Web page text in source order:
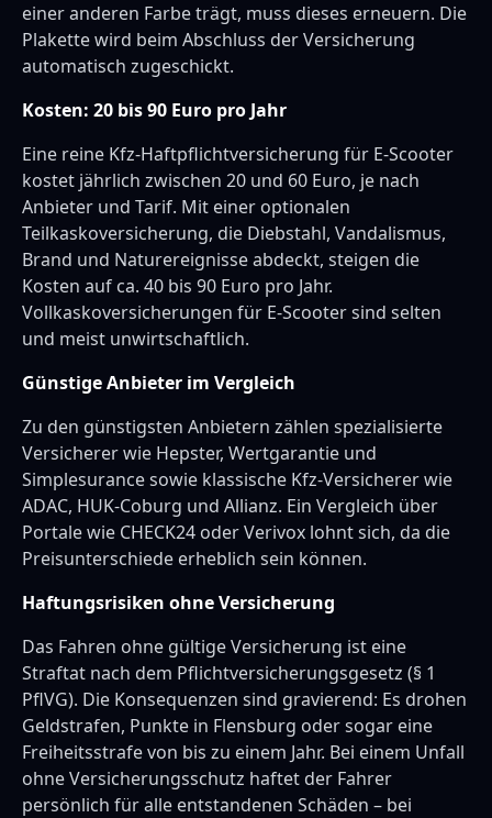
einer anderen Farbe trägt, muss dieses erneuern. Die
Plakette wird beim Abschluss der Versicherung
automatisch zugeschickt.
Kosten: 20 bis 90 Euro pro Jahr
Eine reine Kfz-Haftpflichtversicherung für E-Scooter
kostet jährlich zwischen 20 und 60 Euro, je nach
Anbieter und Tarif. Mit einer optionalen
Teilkaskoversicherung, die Diebstahl, Vandalismus,
Brand und Naturereignisse abdeckt, steigen die
Kosten auf ca. 40 bis 90 Euro pro Jahr.
Vollkaskoversicherungen für E-Scooter sind selten
und meist unwirtschaftlich.
Günstige Anbieter im Vergleich
Zu den günstigsten Anbietern zählen spezialisierte
Versicherer wie Hepster, Wertgarantie und
Simplesurance sowie klassische Kfz-Versicherer wie
ADAC, HUK-Coburg und Allianz. Ein Vergleich über
Portale wie CHECK24 oder Verivox lohnt sich, da die
Preisunterschiede erheblich sein können.
Haftungsrisiken ohne Versicherung
Das Fahren ohne gültige Versicherung ist eine
Straftat nach dem Pflichtversicherungsgesetz (§ 1
PflVG). Die Konsequenzen sind gravierend: Es drohen
Geldstrafen, Punkte in Flensburg oder sogar eine
Freiheitsstrafe von bis zu einem Jahr. Bei einem Unfall
ohne Versicherungsschutz haftet der Fahrer
persönlich für alle entstandenen Schäden – bei